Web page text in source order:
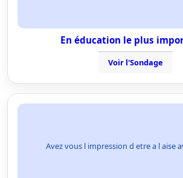
En éducation le plus
Voir l'Sondage
Avez vous l impression d etre a l aise